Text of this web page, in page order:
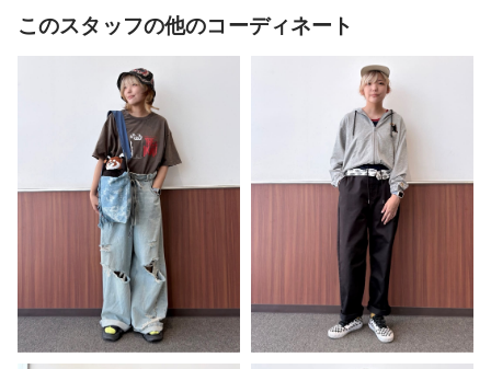
このスタッフの他のコーディネート